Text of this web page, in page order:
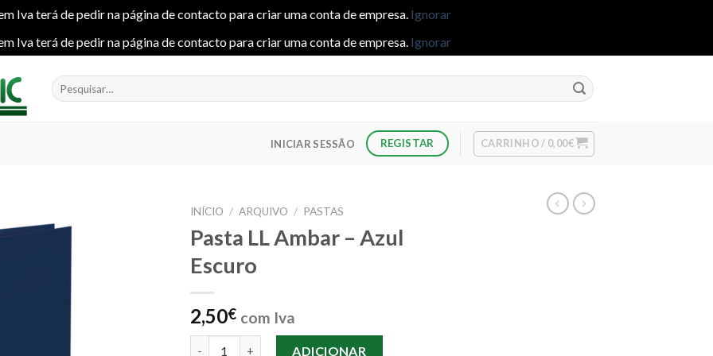
Iva terá de pedir na página de contacto para criar uma conta de empresa. Ignorar
Iva terá de pedir na página de contacto para criar uma conta de empresa. Ignorar
Pesquisar
por:
INICIAR SESSÃO REGISTAR CARRINHO / 0,00€
INÍCIO / ARQUIVO / PASTAS
Pasta LL Ambar – Azul
Escuro
2,50€ com Iva
ADICIONAR